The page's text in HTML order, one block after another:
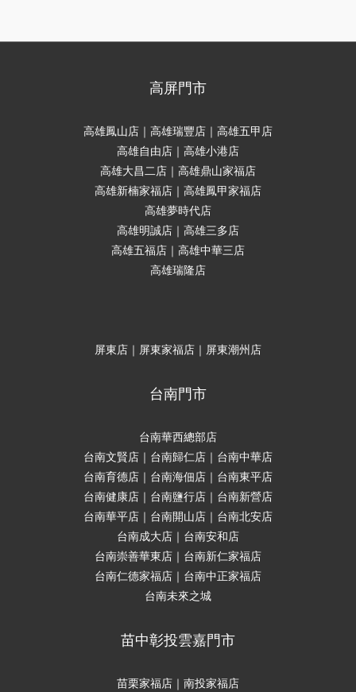
高屏門市
高雄鳳山店｜高雄瑞豐店｜高雄五甲店
高雄自由店｜高雄小港店
高雄大昌二店｜高雄鼎山家福店
高雄新楠家福店｜高雄鳳甲家福店
高雄夢時代店
高雄明誠店｜高雄三多店
高雄五福店｜高雄中華三店
高雄瑞隆店
屏東店｜屏東家福店｜屏東潮州店
台南門市
台南華西總部店
台南文賢店｜台南歸仁店｜台南中華店
台南育德店｜台南海佃店｜台南東平店
台南健康店｜台南鹽行店｜台南新營店
台南華平店｜台南開山店｜台南北安店
台南成大店｜台南安和店
台南崇善華東店｜台南新仁家福店
台南仁德家福店｜台南中正家福店
台南未來之城
苗中彰投雲嘉門市
苗栗家福店｜南投家福店